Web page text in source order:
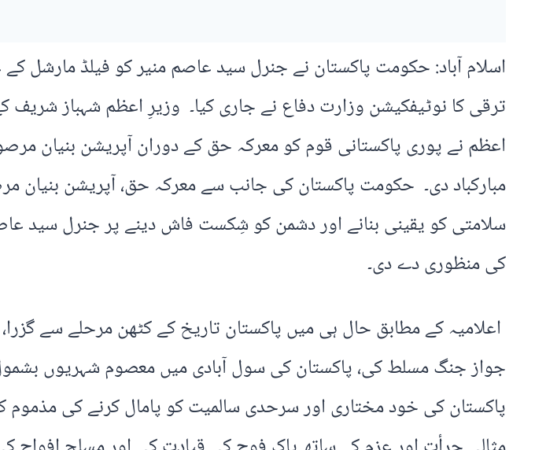
اسلام آباد: حکومت پاکستان نے جنرل سید عاصم منیر کو فیلڈ
ترقی کا نوٹیفکیشن وزارت دفاع نے جاری کیا۔ وزیرِ اعظم شہباز
اعظم نے پوری پاکستانی قوم کو معرکہ حق کے دوران آپریشن بنیان
مبارکباد دی۔ حکومت پاکستان کی جانب سے معرکہ حق، آپریشن بنیان
سلامتی کو یقینی بنانے اور دشمن کو شِکست فاش دینے پر جنرل سید
کی منظوری دے دی۔
جواز جنگ مسلط کی، پاکستان کی سول آبادی میں معصوم شہریوں
پاکستان کی خود مختاری اور سرحدی سالمیت کو پامال کرنے کی